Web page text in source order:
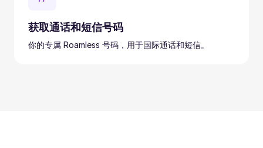
获取通话和短信号码
你的专属 Roamless 号码，用于国际通话和短信。